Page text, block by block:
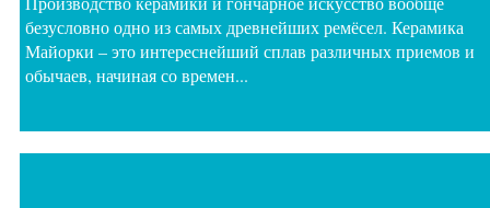
безусловно одно из самых древнейших ремёсел. Керамика
Майорки – это интереснейший сплав различных приемов и
обычаев, начиная со времен...